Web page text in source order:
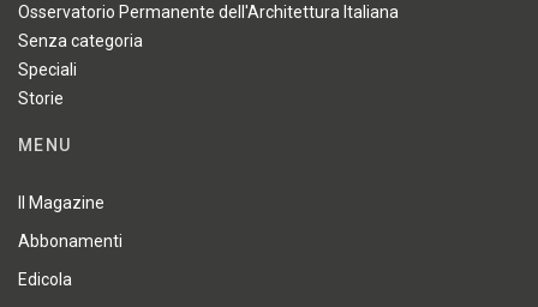
Osservatorio Permanente dell'Architettura Italiana
Senza categoria
Speciali
Storie
MENU
Il Magazine
Abbonamenti
Edicola